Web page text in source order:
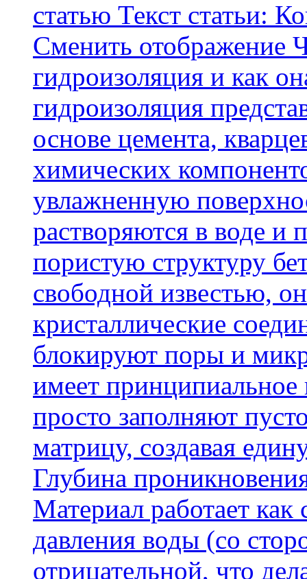
статью Текст статьи:
Cменить отображение
гидроизоляция и как
гидроизоляция
основе цемента,
химических
увлажненную
растворяются в воде и
пористую структуру
свободной известью,
кристаллические
блокируют поры и
имеет
просто заполняют
матрицу, создавая
Глубина
Материал работает
давления воды (со
отрицательной, что